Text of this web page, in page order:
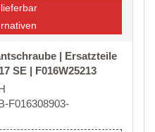
| Ersatzteile
SE | F016W25213
F016308903-